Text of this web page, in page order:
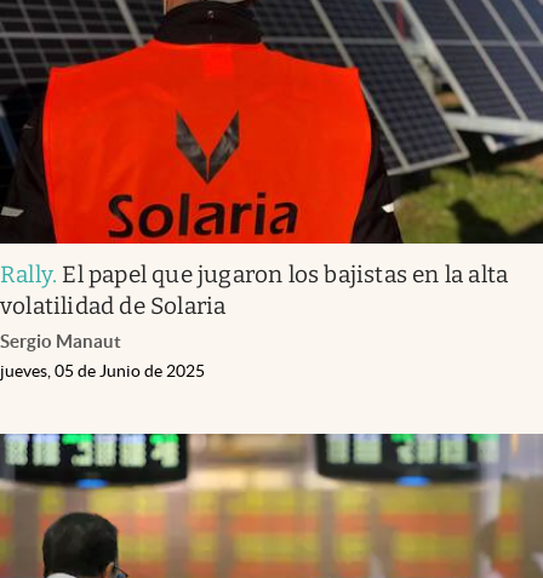
Rally. El papel que jugaron los bajistas en la alta
volatilidad de Solaria
Sergio Manaut
jueves, 05 de Junio de 2025